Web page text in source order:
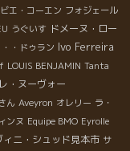
エ・コーエン フォジェール
うぐいす ドメーヌ・ロー
・ドゥラン Ivo Ferreira
LOUIS BENJAMIN Tanta
・ヌーヴォー
ん Aveyron オレリー ラ・
ンヌ Equipe BMO Eyrolle
ィニ・シュッド見本市 サ